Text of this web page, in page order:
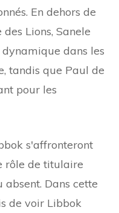
En dehors de
Lions, Sanele
dans les
tandis que Paul de
pour les
s'affronteront
rôle de titulaire
Dans cette
de voir Libbok